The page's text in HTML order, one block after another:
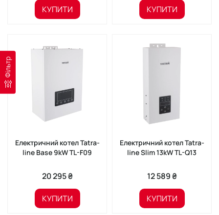
Фільтр
КУПИТИ КУПИТИ
Електричний котел Tatra-
line Base 9kW TL-F09
20 295 ₴
КУПИТИ
Електричний котел Tatra-
line Slim 13kW TL-Q13
12 589 ₴
КУПИТИ